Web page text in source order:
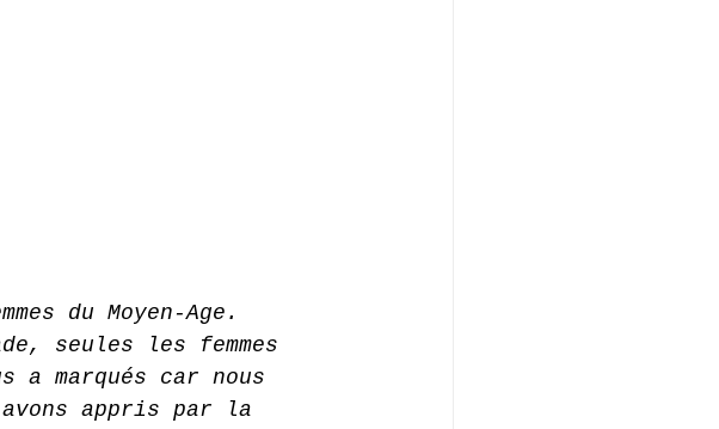
du Moyen-Age.
seules les femmes
a marqués car nous
avons appris par la